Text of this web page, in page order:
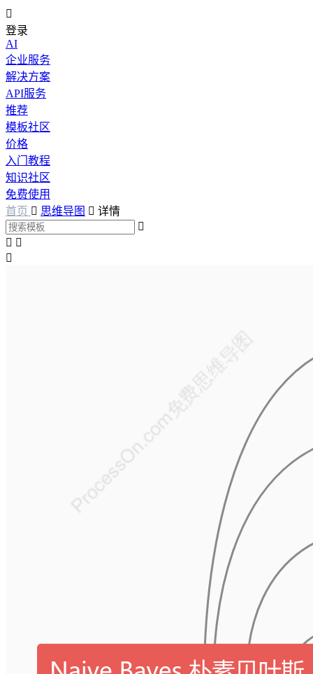

登录
AI
企业服务
解决方案
API服务
推荐
模板社区
价格
入门教程
知识社区
免费使用
首页  思维导图  详情

 
